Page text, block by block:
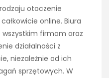
otoczenie
online. Biura
firmom oraz
działalności z
niezależnie od ich
sprzętowych. W